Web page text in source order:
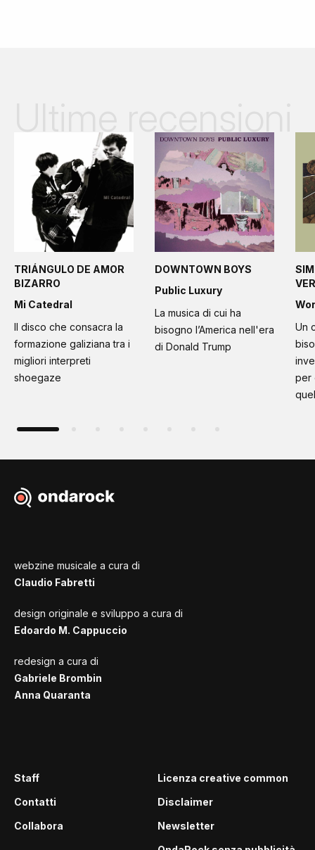
TRIÁNGULO DE AMOR
BIZARRO
Mi Catedral
Il disco che consacra la
formazione galiziana tra i
migliori interpreti
shoegaze
DOWNTOWN BOYS
Public Luxury
La musica di cui ha
bisogno l’America nell'era
di Donald Trump
Un
per
webzine musicale a cura di
Claudio Fabretti
design originale e sviluppo a cura di
Edoardo M. Cappuccio
redesign a cura di
Gabriele Brombin
Anna Quaranta
Staff
Contatti
Collabora
Licenza creative common
Disclaimer
Newsletter